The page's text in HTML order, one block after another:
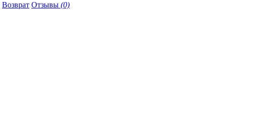
Возврат Отзывы (0)